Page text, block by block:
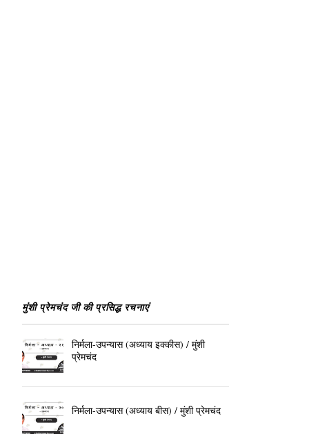
मुंशी प्रेमचंद जी की प्रसिद्ध रचनाएं
निर्मला-उपन्यास (अध्याय इक्कीस) / मुंशी
प्रेमचंद
निर्मला-उपन्यास (अध्याय बीस) / मुंशी प्रेमचंद